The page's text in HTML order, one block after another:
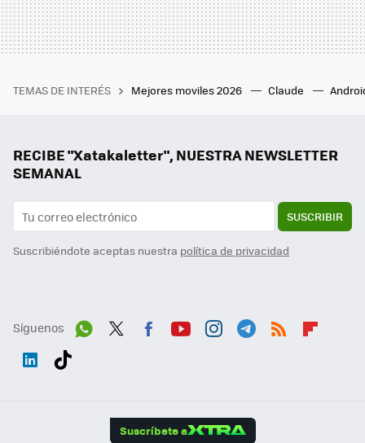
TEMAS DE INTERÉS Mejores moviles 2026 Claude
RECIBE "Xatakaletter", NUESTRA NEWSLETTER
SEMANAL
SUSCRIBIR
Suscribiéndote aceptas nuestra política de privacidad
Síguenos
Suscríbete a